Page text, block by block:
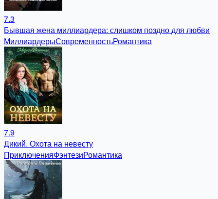
7.3
Бывшая жена миллиардера: слишком поздно для любви
МиллиардерыСовременностьРомантика
7.9
Дикий. Охота на невесту
ПриключенияФэнтезиРомантика